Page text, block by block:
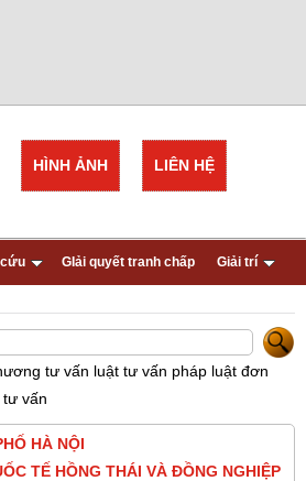
LIÊN HỆ
HÌNH ẢNH
GIải quyết tranh chấp Giải trí
tư vấn luật tư vấn pháp luật đơn
vấn
HÀ NỘI
TẾ HỒNG THÁI VÀ ĐỒNG NGHIỆP